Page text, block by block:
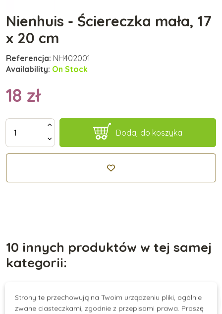
Nienhuis - Ściereczka mała, 17
x 20 cm
Referencja: NH402001
Availability: On Stock
18 zł
Dodaj do koszyka
10 innych produktów w tej samej
kategorii:
Nowość
Strony te przechowują na Twoim urządzeniu pliki, ogólnie
zwane ciasteczkami, zgodnie z przepisami prawa. Proszę